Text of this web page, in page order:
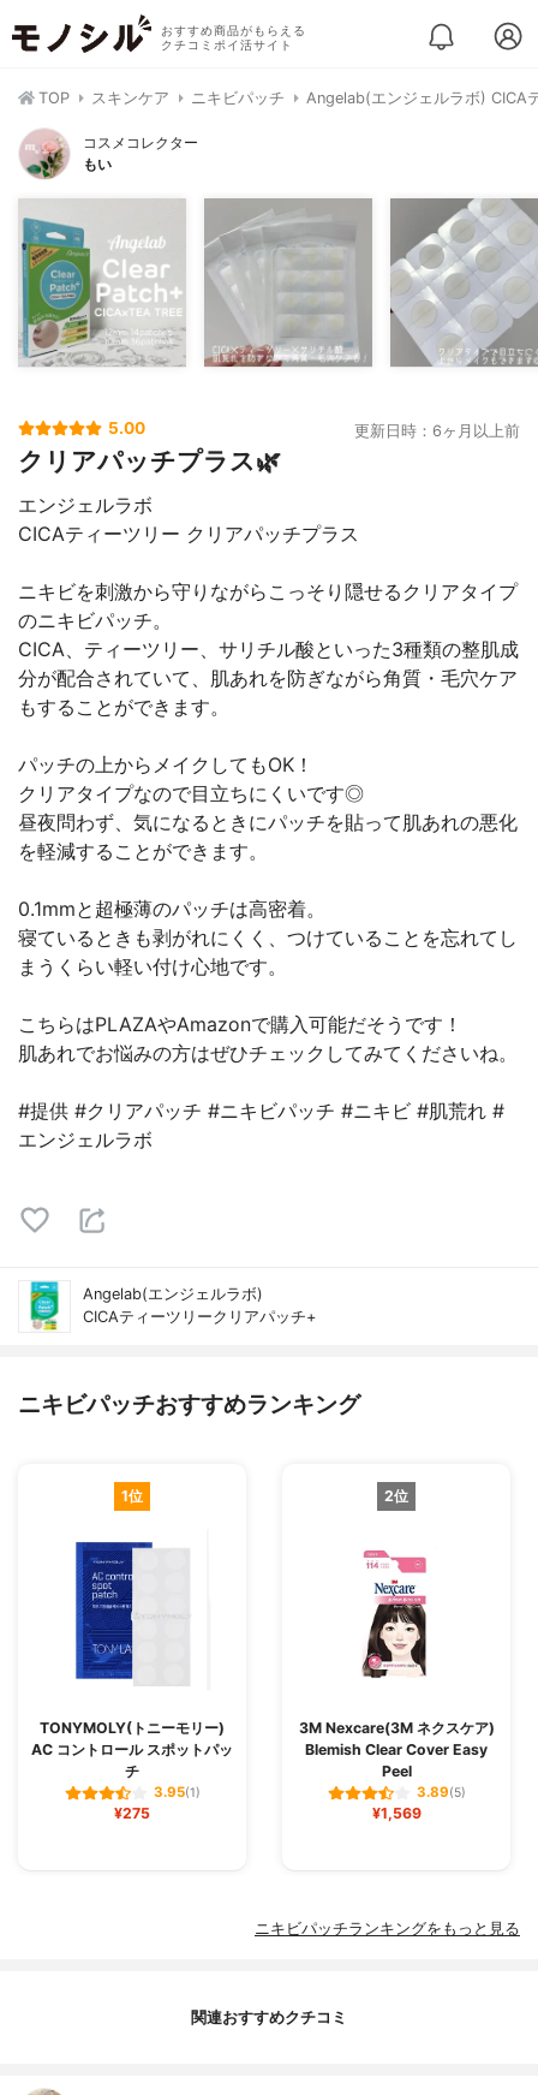
おすすめ商品がもらえる
クチコミポイ活サイト
TOP スキンケア ニキビパッチ Angelab(エンジェルラボ) CICA
コスメコレクター
もい
5.00 更新日時：6ヶ月以上前
クリアパッチプラス🌿
エンジェルラボ
CICAティーツリー クリアパッチプラス
ニキビを刺激から守りながらこっそり隠せるクリアタイプ
のニキビパッチ。
CICA、ティーツリー、サリチル酸といった3種類の整肌成
分が配合されていて、肌あれを防ぎながら角質・毛穴ケア
もすることができます。
パッチの上からメイクしてもOK！
クリアタイプなので目立ちにくいです◎
昼夜問わず、気になるときにパッチを貼って肌あれの悪化
を軽減することができます。
0.1mmと超極薄のパッチは高密着。
寝ているときも剥がれにくく、つけていることを忘れてし
まうくらい軽い付け心地です。
こちらはPLAZAやAmazonで購入可能だそうです！
肌あれでお悩みの方はぜひチェックしてみてくださいね。
#提供 #クリアパッチ #ニキビパッチ #ニキビ #肌荒れ #
エンジェルラボ
Angelab(エンジェルラボ)
CICAティーツリークリアパッチ+
ニキビパッチおすすめランキング
1位
TONYMOLY(トニーモリー)
AC コントロール スポットパッ
チ
3.95(1)
¥275
2位
3M Nexcare(3M ネクスケア)
Blemish Clear Cover Easy
Peel
3.89(5)
¥1,569
ニキビパッチランキングをもっと見る
関連おすすめクチコミ